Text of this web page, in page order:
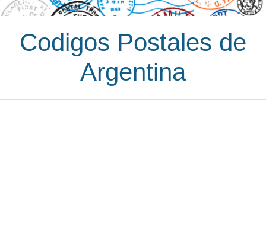
Codigos Postales de
Argentina